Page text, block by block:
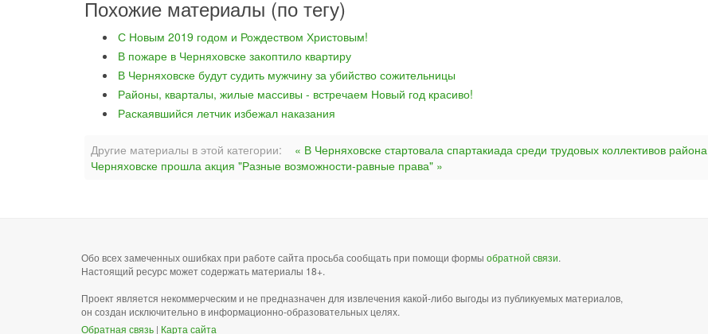
Похожие материалы (по тегу)
С Новым 2019 годом и Рождеством Христовым!
В пожаре в Черняховске закоптило квартиру
В Черняховске будут судить мужчину за убийство сожительницы
Районы, кварталы, жилые массивы - встречаем Новый год красиво!
Раскаявшийся летчик избежал наказания
Другие материалы в этой категории: « В Черняховске стартовала спартакиада среди трудовых коллективов района
Черняховске прошла акция "Разные возможности-равные права" »
Обо всех замеченных ошибках при работе сайта просьба сообщать при помощи формы обратной связи.
Настоящий ресурс может содержать материалы 18+.
Проект является некоммерческим и не предназначен для извлечения какой-либо выгоды из публикуемых материалов,
он создан исключительно в информационно-образовательных целях.
Обратная связь | Карта сайта